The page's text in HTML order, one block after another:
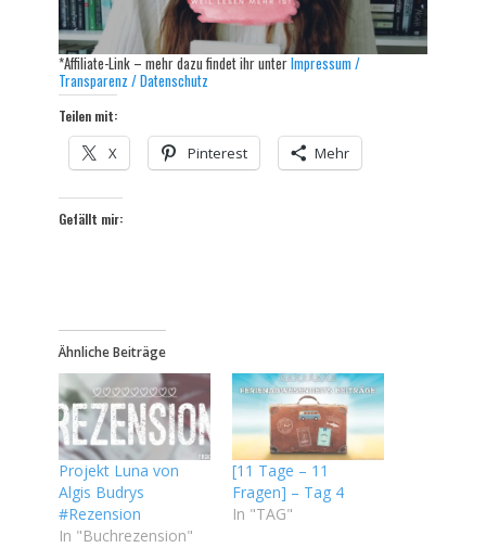
*Affiliate-Link – mehr dazu findet ihr unterImpressum /
Transparenz / Datenschutz
Teilen mit:
X Pinterest Mehr
Gefällt mir:
Ähnliche Beiträge
Projekt Luna von
Algis Budrys
#Rezension
In "Buchrezension"
[11 Tage – 11
Fragen] – Tag 4
In "TAG"